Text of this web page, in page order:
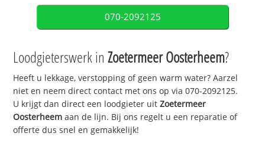
070-2092125
Loodgieterswerk inZoetermeer Oosterheem?
Heeft u lekkage, verstopping of geen warm water? Aarzel
niet en neem direct contact met ons op via 070-2092125.
U krijgt dan direct een loodgieter uitZoetermeer
Oosterheem aan de lijn. Bij ons regelt u een reparatie of
offerte dus snel en gemakkelijk!